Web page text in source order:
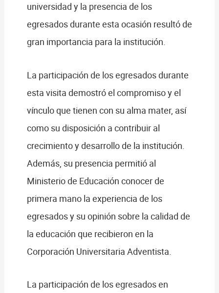
universidad y la presencia de los
egresados durante esta ocasión resultó de
gran importancia para la institución.
La participación de los egresados durante
esta visita demostró el compromiso y el
vínculo que tienen con su alma mater, así
como su disposición a contribuir al
crecimiento y desarrollo de la institución.
Además, su presencia permitió al
Ministerio de Educación conocer de
primera mano la experiencia de los
egresados y su opinión sobre la calidad de
la educación que recibieron en la
Corporación Universitaria Adventista.
La participación de los egresados en